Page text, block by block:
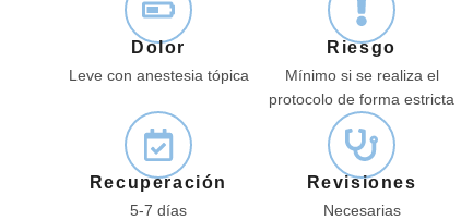
Dolor
Leve con anestesia tópica
Riesgo
Mínimo si se realiza el
protocolo de forma estricta
Recuperación
5-7 días
Revisiones
Necesarias